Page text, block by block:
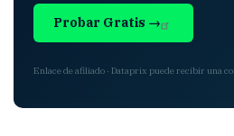
Probar Gratis →
Enlace de afiliado · Dataprix puede recibir una